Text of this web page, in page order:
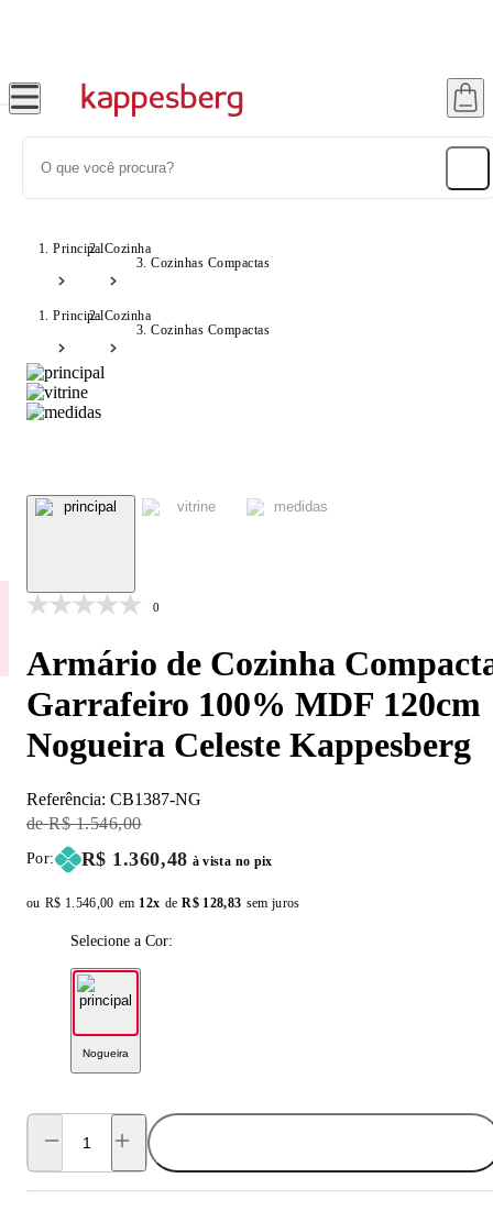
PrincipalCozinha
Cozinhas Compactas
PrincipalCozinha
Cozinhas Compactas
0
Armário de Cozinha
Garrafeiro 100% MDF 120cm
Nogueira Celeste Kappesberg
Referência: CB1387-NG
Original Price:
R$ 1.546,00
Por: Price:
R$ 1.360,48 à vista no pix
ou Original price:
R$ 1.546,00 em 12x de Installment price:
R$ 128,83 sem juros
Selecione a Cor:
Nogueira